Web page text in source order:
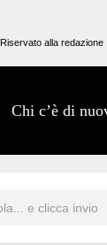
Riservato alla redazione
Chi c’è di